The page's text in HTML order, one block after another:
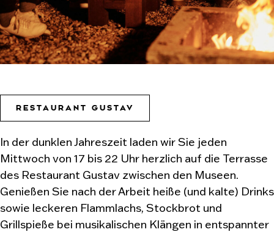
RESTAURANT GUSTAV
In der dunklen Jahreszeit laden wir Sie jeden
Mittwoch von 17 bis 22 Uhr herzlich auf die Terrasse
des Restaurant Gustav zwischen den Museen.
Genießen Sie nach der Arbeit heiße (und kalte) Drinks
sowie leckeren Flammlachs, Stockbrot und
Grillspieße bei musikalischen Klängen in entspannter